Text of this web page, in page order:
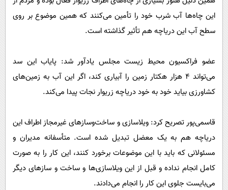
این چاه‌ها آب شرب خود را تأمین می‌کنند که همین موضوع بر روی
سطح آب این دریاچه هم تأثیر گذاشته است.
عضو فراکسیون محیط زیست مجلس یادآور شد: پایاب این سد
می‌تواند ۴ هزار هکتار زمین را آبیاری کند، اگر این آب به زمین‌های
کشاورزی بیاید خود به خود دریاچه زریوار نجات پیدا می‌کند.
قاسمی‌پور تصریح کرد: ویلاسازی و ساخت‌وسازهای غیرمجاز اطراف این
دریاچه هم به یک معضل تبدیل شده است. متأسفانه مدیران و
مسئولانی که باید با این موضوعات برخورد کنند، این کار را به صورت
کامل انجام نداده و قبل از این ویلاسازی‌ها و ساخت و سازهای دیگر
می‌بایست جلوی این کار را انجام می‌دادند.